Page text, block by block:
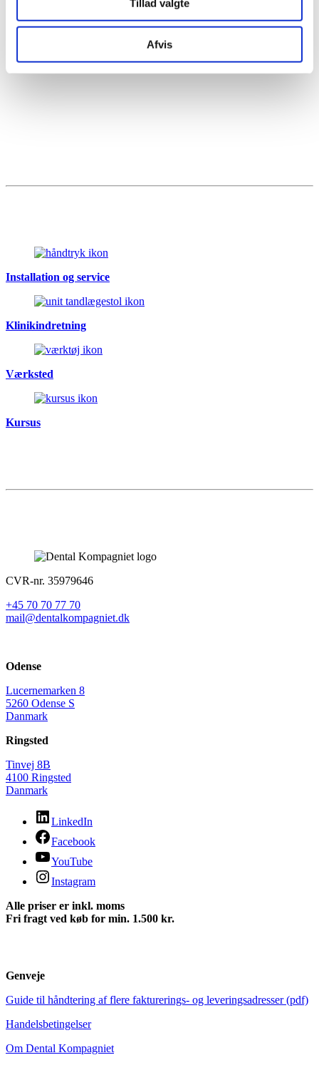
Tillad valgte
Afvis
Installation og service
Klinikindretning
Værksted
Kursus
CVR-nr. 35979646
+45 70 70 77 70
mail@dentalkompagniet.dk
Odense
Lucernemarken 8
5260 Odense S
Danmark
Ringsted
Tinvej 8B
4100 Ringsted
Danmark
LinkedIn
Facebook
YouTube
Instagram
Alle priser er inkl. moms
Fri fragt ved køb for min. 1.500 kr.
Genveje
Guide til håndtering af flere fakturerings- og leveringsadresser (pdf)
Handelsbetingelser
Om Dental Kompagniet